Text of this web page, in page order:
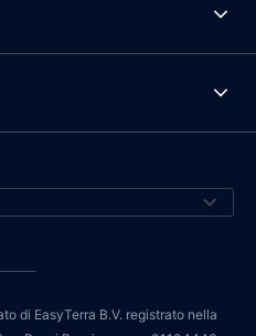
di EasyTerra B.V. registrato nella